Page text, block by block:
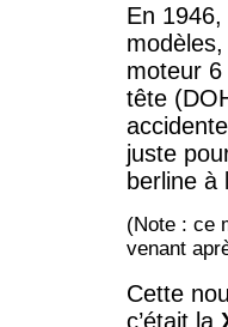
En
moteur
tête
juste
berline à
(Note : ce
venant
Cette
c’était la